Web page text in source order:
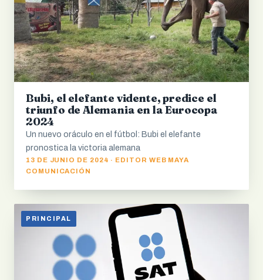
Bubi, el elefante vidente, predice el
triunfo de Alemania en la Eurocopa
2024
Un nuevo oráculo en el fútbol: Bubi el elefante
pronostica la victoria alemana
13 DE JUNIO DE 2024 · EDITOR WEB MAYA
COMUNICACIÓN
PRINCIPAL